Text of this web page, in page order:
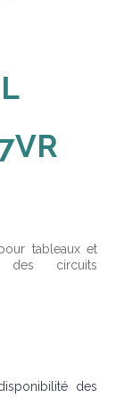
tableaux et
des circuits
des